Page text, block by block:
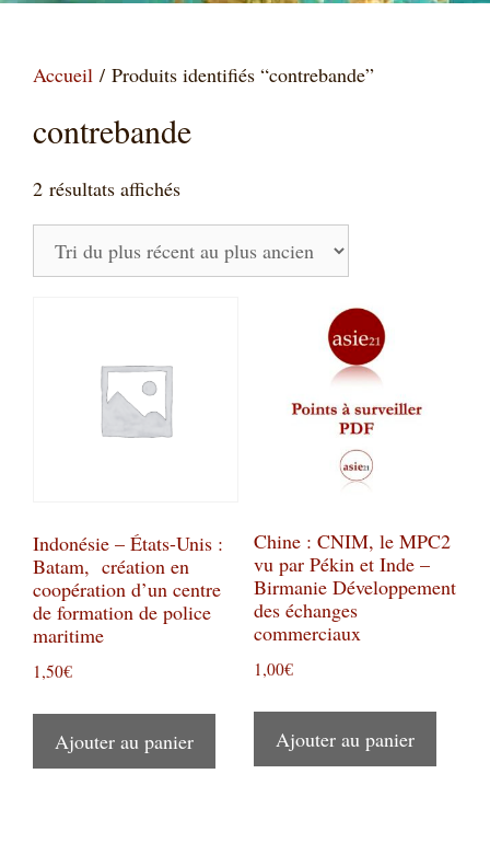
Accueil / Produits identifiés “contrebande”
contrebande
2 résultats affichésTrié
du
plus
récent
Indonésie – États-Unis :
Batam, création en
coopération d’un centre
de formation de police
maritime
1,50€
Ajouter au panier
Chine : CNIM, le MPC2
vu par Pékin et Inde –
Birmanie Développement
des échanges
commerciaux
1,00€
Ajouter au panier